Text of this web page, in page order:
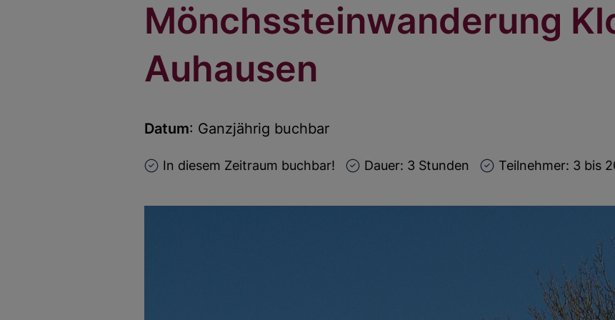
Mönchssteinwanderung
Auhausen
Datum: Ganzjährig buchbar
In diesem Zeitraum buchbar! Dauer: 3 Stunden Teilnehmer: 3 bis